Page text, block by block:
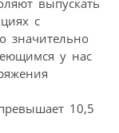
выпускать
с
значительно
у нас
10,5